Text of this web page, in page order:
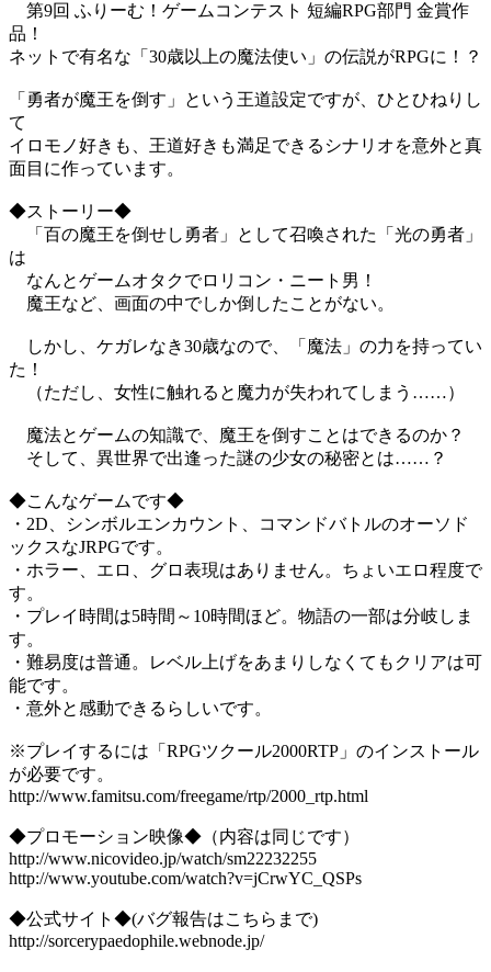
第9回 ふりーむ！ゲームコンテスト 短編RPG部門 金賞作
品！
ネットで有名な「30歳以上の魔法使い」の伝説がRPGに！？
「勇者が魔王を倒す」という王道設定ですが、ひとひねりし
て
イロモノ好きも、王道好きも満足できるシナリオを意外と真
面目に作っています。
◆ストーリー◆
「百の魔王を倒せし勇者」として召喚された「光の勇者」
は
なんとゲームオタクでロリコン・ニート男！
魔王など、画面の中でしか倒したことがない。
しかし、ケガレなき30歳なので、「魔法」の力を持ってい
た！
（ただし、女性に触れると魔力が失われてしまう……）
魔法とゲームの知識で、魔王を倒すことはできるのか？
そして、異世界で出逢った謎の少女の秘密とは……？
◆こんなゲームです◆
・2D、シンボルエンカウント、コマンドバトルのオーソド
ックスなJRPGです。
・ホラー、エロ、グロ表現はありません。ちょいエロ程度で
す。
・プレイ時間は5時間～10時間ほど。物語の一部は分岐しま
す。
・難易度は普通。レベル上げをあまりしなくてもクリアは可
能です。
・意外と感動できるらしいです。
※プレイするには「RPGツクール2000RTP」のインストール
が必要です。
http://www.famitsu.com/freegame/rtp/2000_rtp.html
◆プロモーション映像◆（内容は同じです）
http://www.nicovideo.jp/watch/sm22232255
http://www.youtube.com/watch?v=jCrwYC_QSPs
◆公式サイト◆(バグ報告はこちらまで)
http://sorcerypaedophile.webnode.jp/